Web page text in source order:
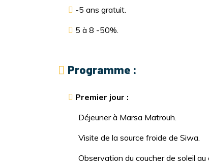
-5 ans gratuit.
5 à 8 -50%.
Programme :
Premier jour :
Déjeuner à Marsa Matrouh.
Visite de la source froide de Siwa.
Observation du coucher de soleil au